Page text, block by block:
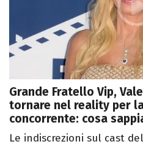
Grande Fratello Vip,
tornare nel reality per
concorrente: cosa
Le indiscrezioni sul cast